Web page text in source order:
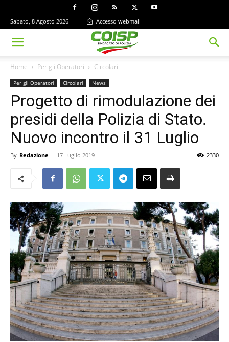
Sabato, 8 Agosto 2026 Accesso webmail
Home Per gli Operatori Circolari
Per gli Operatori Circolari News
Progetto di rimodulazione dei
presidi della Polizia di Stato.
Nuovo incontro il 31 Luglio
By Redazione - 17 Luglio 2019 2330